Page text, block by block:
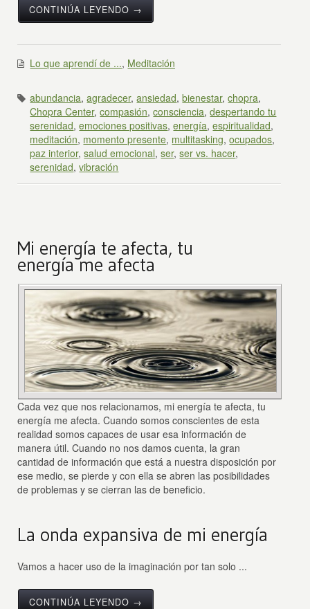
CONTINÚA LEYENDO →
Lo que aprendí de ..., Meditación
abundancia,agradecer,ansiedad,bienestar,chopra,
Chopra Center,compasión,consciencia,despertando tu
serenidad,emociones positivas,energía,espiritualidad,
meditación, momento presente, multitasking,ocupados,
paz interior,salud emocional,ser,ser vs. hacer,
serenidad,vibración
Mi energía te afecta, tu
energía me afecta
Cada vez que nos relacionamos, mi energía te afecta, tu
energía me afecta. Cuando somos conscientes de esta
realidad somos capaces de usar esa información de
manera útil. Cuando no nos damos cuenta, la gran
cantidad de información que está a nuestra disposición por
ese medio, se pierde y con ella se abren las posibilidades
de problemas y se cierran las de beneficio.
La onda expansiva de mi energía
Vamos a hacer uso de la imaginación por tan solo ...
CONTINÚA LEYENDO →